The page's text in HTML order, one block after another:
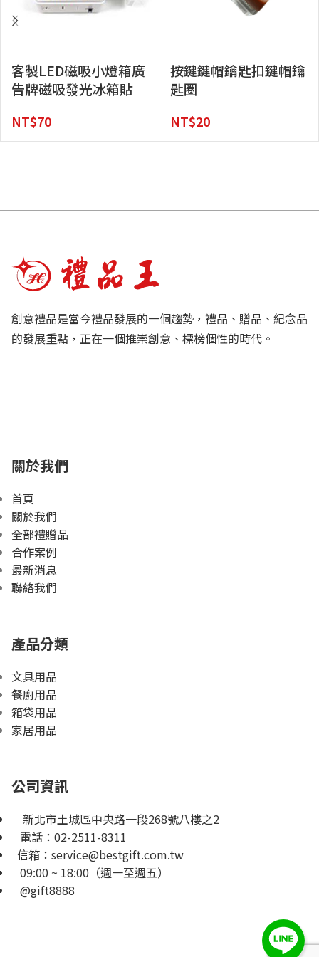
客製LED磁吸小燈箱廣
告牌磁吸發光冰箱貼
NT$70
按鍵鍵帽鑰匙扣鍵帽鑰
匙圈
NT$20
創意禮品是當今禮品發展的一個趨勢，禮品、贈品、紀念品
的發展重點，正在一個推崇創意、標榜個性的時代。
關於我們
首頁
關於我們
全部禮贈品
合作案例
最新消息
聯絡我們
產品分類
文具用品
餐廚用品
箱袋用品
家居用品
公司資訊
新北市土城區中央路一段268號八樓之2
電話： 02-2511-8311
信箱： service@bestgift.com.tw
09:00 ~ 18:00（週一至週五）
@gift8888